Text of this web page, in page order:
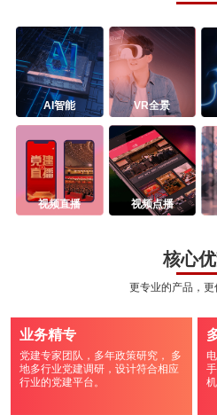
AI智能 VR全景
视频直播 视频点播
核心
更专业的产品，更
业务精专
党建专家团队，多年政策研究， 多
地多行业党建调研，设计符合相应
行业的党建平台。